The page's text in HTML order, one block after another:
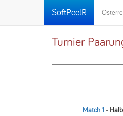
SoftPeelR
Turnier
Match 1 -